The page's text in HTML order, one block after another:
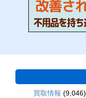
買取情報 (9,046)